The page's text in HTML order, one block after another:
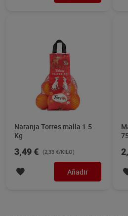
Naranja Torres malla 1.5
Kg
3,49 € (2,33 €/KILO)
Añadir